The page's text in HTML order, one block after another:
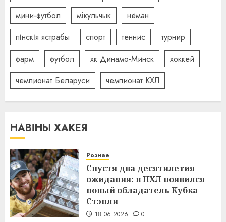
мини-футбол
мікульчык
нёман
пінскія ястрабы
спорт теннис
турнир
фарм
футбол хк Динамо-Минск
хоккей
чемпионат Беларуси
чемпионат КХЛ
НАВІНЫ ХАКЕЯ
Рознае
Спустя два десятилетия
ожидания: в НХЛ появился
новый обладатель Кубка
Стэнли
18.06.2026 0